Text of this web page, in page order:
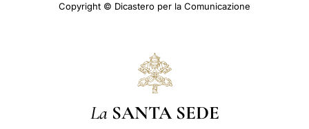
Copyright © Dicastero per la Comunicazione
La SANTA SEDE